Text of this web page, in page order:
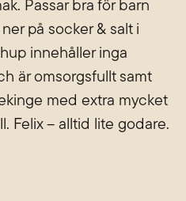
Passar bra för barn
på socker & salt i
innehåller inga
är omsorgsfullt samt
med extra mycket
Felix – alltid lite godare.